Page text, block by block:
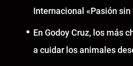
Internacional «Pasión sin
En Godoy Cruz, los más
a cuidar los animales